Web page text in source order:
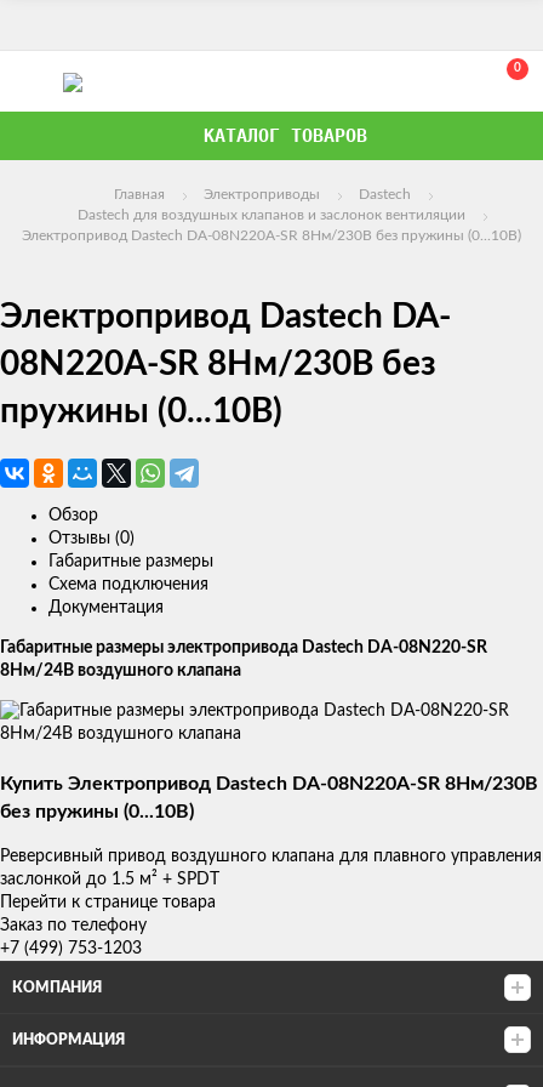
0
КАТАЛОГ ТОВАРОВ
Главная Электроприводы
Dastech
Dastech для воздушных клапанов и заслонок вентиляции
Электропривод Dastech DA-08N220A-SR 8Нм/230В без пружины (0...10В)
Электропривод Dastech DA-
08N220A-SR 8Нм/230В без
пружины (0...10В)
Обзор
Отзывы (0)
Габаритные размеры
Схема подключения
Документация
Габаритные размеры электропривода Dastech DA-08N220-SR
8Нм/24В воздушного клапана
Купить Электропривод Dastech DA-08N220A-SR 8Нм/230В
без пружины (0...10В)
Реверсивный привод воздушного клапана для плавного управления
заслонкой до 1.5 м² + SPDT
Перейти к странице товара
Заказ по телефону
+7 (499) 753-1203
КОМПАНИЯ
ИНФОРМАЦИЯ